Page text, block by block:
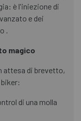
è l'iniezione di
e dei
.
magico
attesa di brevetto,
di una molla